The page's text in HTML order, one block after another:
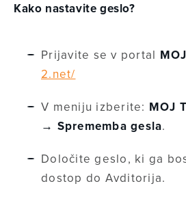
Kako nastavite geslo?
Prijavite se v portal
2.net/
V meniju izberite: MOJ
→ Sprememba gesla.
Določite geslo, ki ga
dostop do Avditorija.